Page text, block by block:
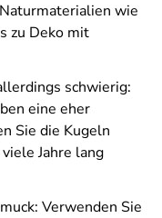
wie
zu Deko mit
schwierig:
eine eher
Sie die Kugeln
Jahre lang
Verwenden Sie